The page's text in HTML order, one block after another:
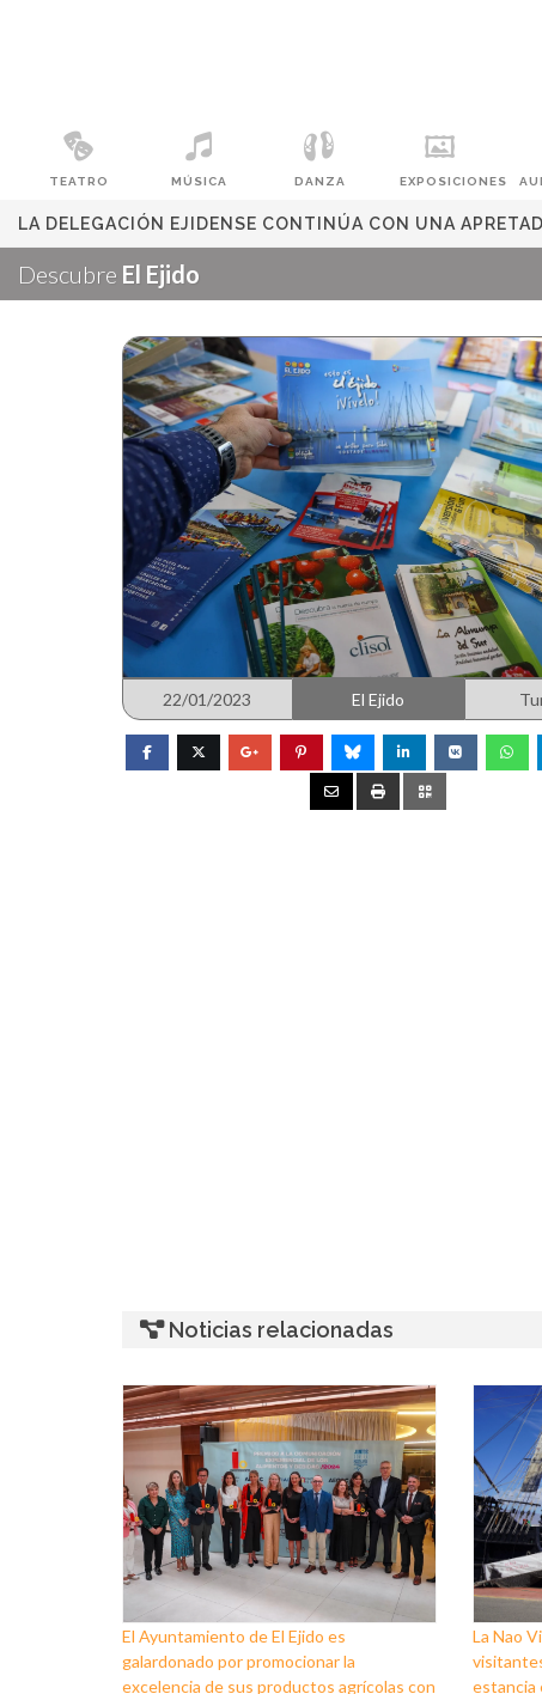
TEATRO MÚSICA DANZA EXPOSICIONES
LA DELEGACIÓN EJIDENSE CONTINÚA CON UNA
Descubre El Ejido
22/01/2023 El Ejido
Noticias relacionadas
El Ayuntamiento de El Ejido es
galardonado por promocionar la
excelencia de sus productos agrícolas con
La Nao
estancia